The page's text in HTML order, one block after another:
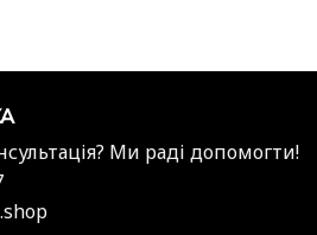
Ми раді допомогти!